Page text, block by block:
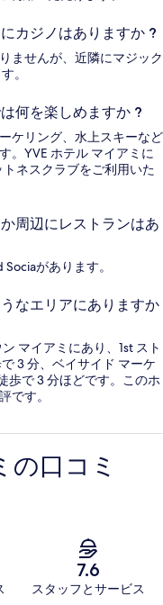
カジノはありますか ?
ませんが、近隣にマジック
。
何を楽しめますか ?
ケリング、水上スキーなど
。YVE ホテル マイアミに
ネスクラブをご利用いた
周辺にレストランはあ
があります。
なエリアにありますか
マイアミにあり、1st スト
3 分、ベイサイド マーケ
歩で 3 分ほどです。このホ
です。
の口コミ
7.6
スタッフとサービス